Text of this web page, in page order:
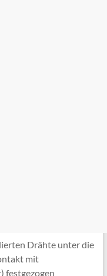
Drähte unter die
mit
festgezogen